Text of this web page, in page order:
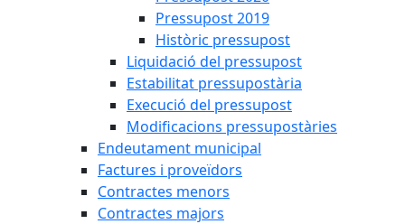
Pressupost 2019
Històric pressupost
Liquidació del pressupost
Estabilitat pressupostària
Execució del pressupost
Modificacions pressupostàries
Endeutament municipal
Factures i proveïdors
Contractes menors
Contractes majors